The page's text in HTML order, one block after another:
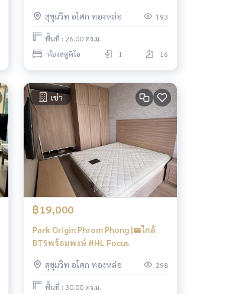
สุขุมวิท อโศก ทองหล่อ 193
พื้นที่ : 26.00 ตร.ม.
ห้องสตูดิโอ
1 16
เช่า
฿19,000
Park Origin Phrom Phong |🚝ใกล้
BTSพร้อมพงษ์ #HL Focus
สุขุมวิท อโศก ทองหล่อ 298
พื้นที่ : 30.00 ตร.ม.